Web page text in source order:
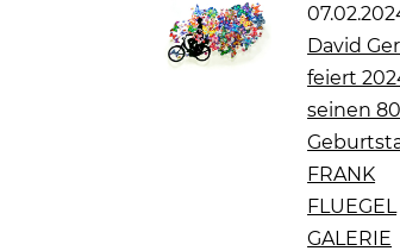
David
feiert
seinen
FRANK
FLUEGEL
GALERIE